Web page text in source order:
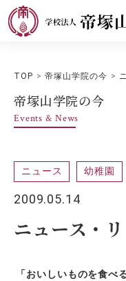
お知らせ
ご支援のお願い
交通アクセス
TOP 帝塚山学院の今
帝塚山学院の今
Events & News
ニュース 幼稚園
2009.05.14
ニュース・
「おいしいものを食べ